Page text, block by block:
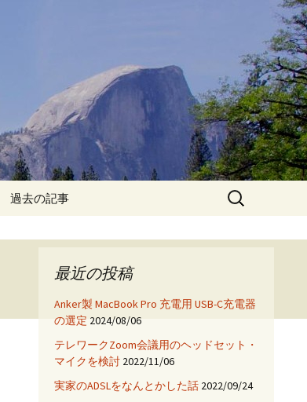
過去の記事
iPhone7 フィルム・ケー
JNIを使ってみる
検
索:
最近の投稿
Anker製 MacBook Pro 充電用 USB-C充電器
の選定 2024/08/06
テレワークZoom会議用のヘッドセット・
マイクを検討 2022/11/06
実家のADSLをなんとかした話 2022/09/24